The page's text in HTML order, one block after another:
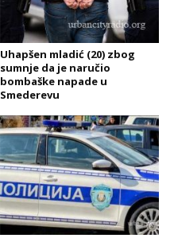
Uhapšen mladić (20) zbog
sumnje da je naručio
bombaške napade u
Smederevu